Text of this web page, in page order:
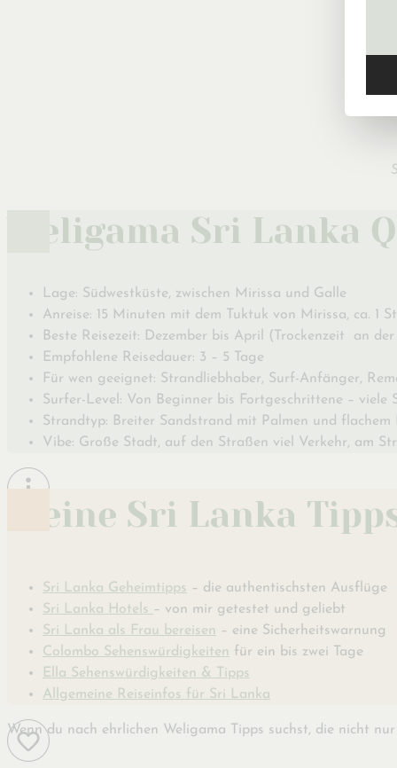
Weligama Sri Lanka
Lage: Südwestküste, zwischen Mirissa und Galle
Anreise: 15 Minuten mit dem Tuktuk von Mirissa, ca. 1
Beste Reisezeit: Dezember bis April (Trockenzeit an
Empfohlene Reisedauer: 3 – 5 Tage
Für wen geeignet: Strandliebhaber, Surf-Anfänger,
Surfer-Level: Von Beginner bis Fortgeschrittene –
Strandtyp: Breiter Sandstrand mit Palmen und flachem
Vibe: Große Stadt, auf den Straßen viel Verkehr, am
Meine Sri Lanka
Sri Lanka Geheimtipps – die authentischsten Ausflüge
Sri Lanka Hotels – von mir getestet und geliebt
Sri Lanka als Frau bereisen – eine Sicherheitswarnung
Colombo Sehenswürdigkeiten für ein bis zwei Tage
Ella Sehenswürdigkeiten & Tipps
Allgemeine Reiseinfos für Sri Lanka
Wenn du nach ehrlichen Weligama Tipps suchst, die nicht